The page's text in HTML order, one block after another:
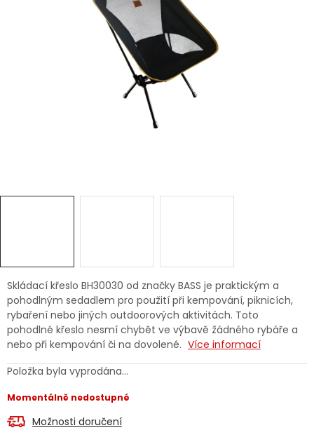
Ochranné pomůcky
Výprodej
Značky
Jaký je aktuální stav mé objednávky?
Velkoobchodní spolupráce (B2B)
Skládací křeslo BH30030 od značky BASS je praktickým a
pohodlným sedadlem pro použití při kempování, piknicích,
rybaření nebo jiných outdoorových aktivitách. Toto
pohodlné křeslo nesmí chybět ve výbavě žádného rybáře a
nebo při kempování či na dovolené. Více informací
Položka byla vyprodána…
Momentálně nedostupné
Možnosti doručení